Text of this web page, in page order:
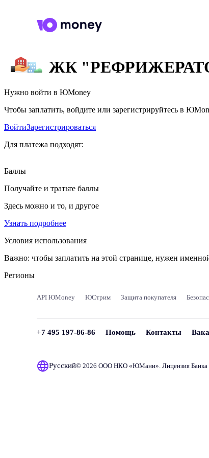
ЖК
Нужно войти в ЮMoney
Чтобы заплатить, войдите или зарегистрируйтесь в
ВойтиЗарегистрироваться
Для платежа подходят:
Баллы
Получайте и тратьте баллы
Здесь можно и то, и другое
Узнать подробнее
Условия использования
Важно: чтобы заплатить на этой странице, нужен
Регионы
API ЮMoney ЮСтрим Защита покупателя
+7 495 197-86-86 Помощь Контакты
Русский© 2026 ООО НКО «ЮМани». Лицензия